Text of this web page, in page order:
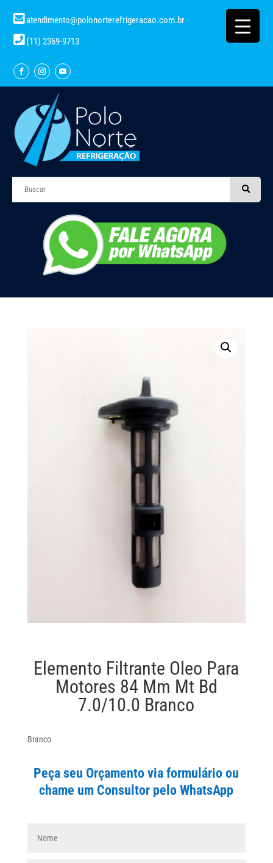
atendimento@polonorterefrigeracao.com.br
(11) 2369-9713
Elemento Filtrante Oleo Para
Motores 84 Mm Mt Bd
7.0/10.0 Branco
Branco
Peça seu Orçamento via formulário ou
chame um Consultor pelo WhatsApp